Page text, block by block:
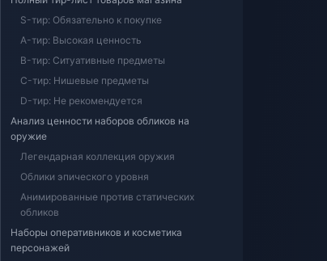
-38%
3280 + 670 Delta
-38%
S-тир: Обязательно к покупке
A-тир: Высокая ценность
B-тир: Ситуативные предметы
C-тир: Нишевые предметы
D-тир: Не рекомендуется
Анализ ценности наборов обликов на
оружие
Легендарная коллекция оружия
Облики эпического уровня
Анимированные против статических
обликов
Наборы оперативников и косметика
персонажей